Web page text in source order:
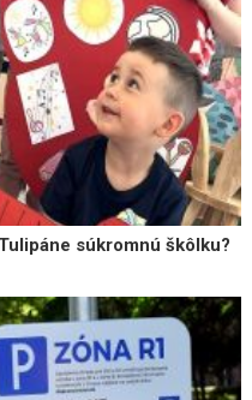
súkromnú škôlku?